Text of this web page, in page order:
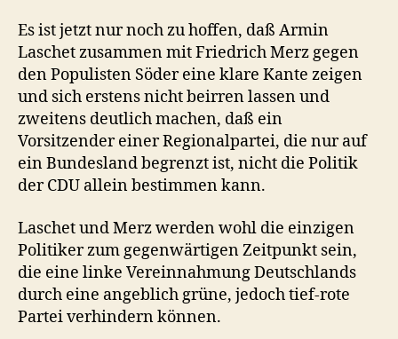
Es ist jetzt nur noch zu hoffen, daß Armin
Laschet zusammen mit Friedrich Merz gegen
den Populisten Söder eine klare Kante zeigen
und sich erstens nicht beirren lassen und
zweitens deutlich machen, daß ein
Vorsitzender einer Regionalpartei, die nur auf
ein Bundesland begrenzt ist, nicht die Politik
der CDU allein bestimmen kann.
Laschet und Merz werden wohl die einzigen
Politiker zum gegenwärtigen Zeitpunkt sein,
die eine linke Vereinnahmung Deutschlands
durch eine angeblich grüne, jedoch tief-rote
Partei verhindern können.